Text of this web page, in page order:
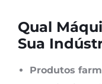
Qual
Sua
Produtos